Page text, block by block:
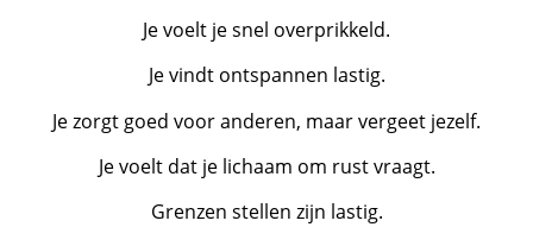
Je voelt je snel overprikkeld.
Je vindt ontspannen lastig.
Je zorgt goed voor anderen, maar vergeet jezelf.
Je voelt dat je lichaam om rust vraagt.
Grenzen stellen zijn lastig.